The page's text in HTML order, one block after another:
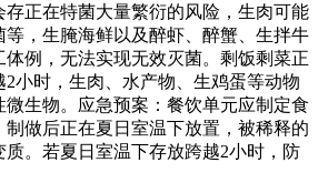
存正在特菌大量繁衍的风险，生肉可能
等，生腌海鲜以及醉虾、醉蟹、生拌牛
例，无法实现无效灭菌。剩饭剩菜正
小时，生肉、水产物、生鸡蛋等动物
生物。应急预案：餐饮单元应制定食
做后正在夏日室温下放置，被稀释的
。若夏日室温下存放跨越2小时，防